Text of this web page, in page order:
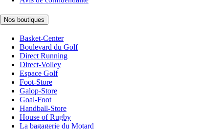
Nos boutiques
Basket-Center
Boulevard du Golf
Direct Running
Direct-Volley
Espace Golf
Foot-Store
Galop-Store
Goal-Foot
Handball-Store
House of Rugby
La bagagerie du Motard